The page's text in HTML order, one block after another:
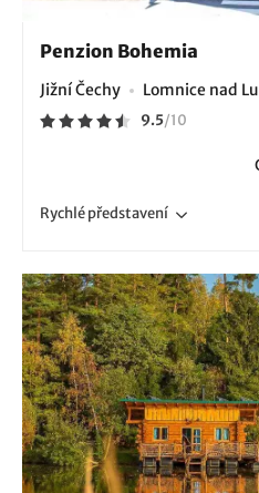
Penzion Bohemia
Jižní Čechy Lomnice nad
9.5/10
Rychlépředstavení